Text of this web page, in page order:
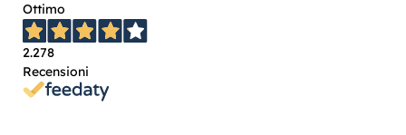
Ottimo
2.278
Recensioni